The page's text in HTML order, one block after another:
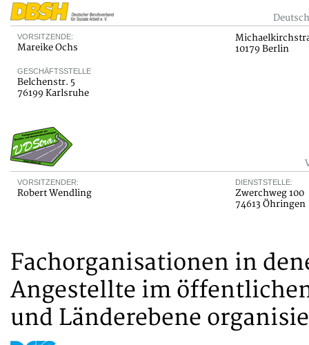
VORSITZENDE:
Mareike Ochs
10179 Berlin
GESCHÄFTSSTELLE
Belchenstr. 5
76199 Karlsruhe
VORSITZENDER:
Robert Wendling
DIENSTSTELLE:
Zwerchweg 100
74613 Öhringen
Fachorganisationen in
Angestellte im
und Länderebene